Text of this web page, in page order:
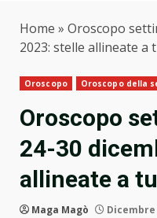
Home » Oroscopo
2023: stelle allineate a
Oroscopo Oroscopo della
Oroscopo
24-30
allineate a
Maga Magò Dicembre